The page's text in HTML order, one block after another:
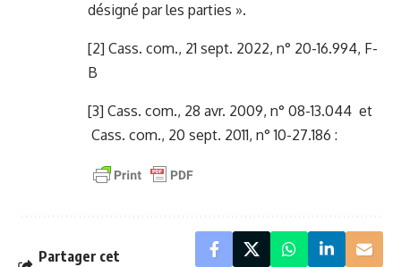
désigné par les parties ».
[2] Cass. com., 21 sept. 2022, n° 20-16.994, F-
B
[3] Cass. com., 28 avr. 2009, n° 08-13.044 et
Cass. com., 20 sept. 2011, n° 10-27.186 :
Partager cet